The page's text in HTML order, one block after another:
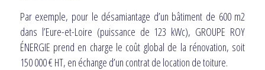
Par exemple, pour le désamiantage d’un bâtiment de 600 m2
dans l’Eure-et-Loire (puissance de 123 kWc), GROUPE ROY
ÉNERGIE prend en charge le coût global de la rénovation, soit
150 000 € HT, en échange d’un contrat de location de toiture.